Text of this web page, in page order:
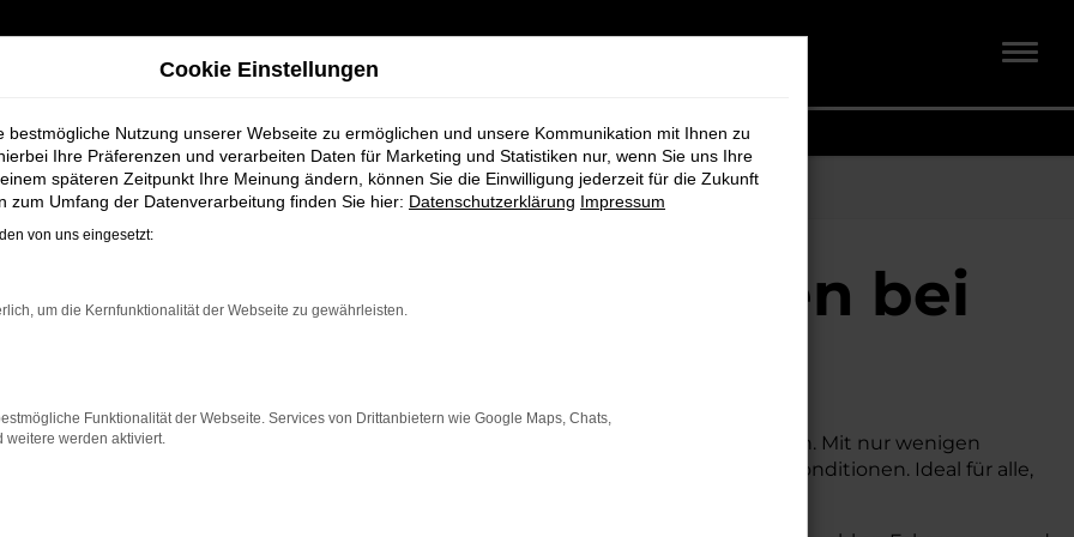
für Cuxhaven bei Schmidt + Koch
für Cuxhaven bei
die für Cuxhaven ein nahezu neues Fahrzeug zu einem attraktiven Preis suchen. Mit nur wenigen
dieser Jahreswagen die Vorteile eines Neuwagens, aber zu deutlich besseren Konditionen. Ideal für alle,
Preis möchten.
Cookie Einstellungen
bestmögliche Nutzung unserer Webseite zu ermöglichen und unsere Kommunikation mit Ihnen zu
Ihre Präferenzen und verarbeiten Daten für Marketing und Statistiken nur, wenn Sie uns Ihre
späteren Zeitpunkt Ihre Meinung ändern, können Sie die Einwilligung jederzeit für die Zukunft
zum Umfang der Datenverarbeitung finden Sie hier: Datenschutzerklärung Impressum
von uns eingesetzt:
um die Kernfunktionalität der Webseite zu gewährleisten.
Funktionalität der Webseite. Services von Drittanbietern wie Google Maps, Chats,
weitere werden aktiviert.